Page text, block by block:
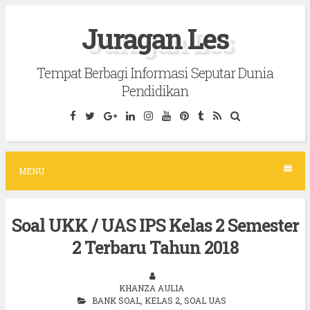
c
Juragan Les
Tempat Berbagi Informasi Seputar Dunia
Pendidikan
MENU
Soal UKK / UAS IPS Kelas 2 Semester
2 Terbaru Tahun 2018
KHANZA AULIA
BANK SOAL, KELAS 2, SOAL UAS